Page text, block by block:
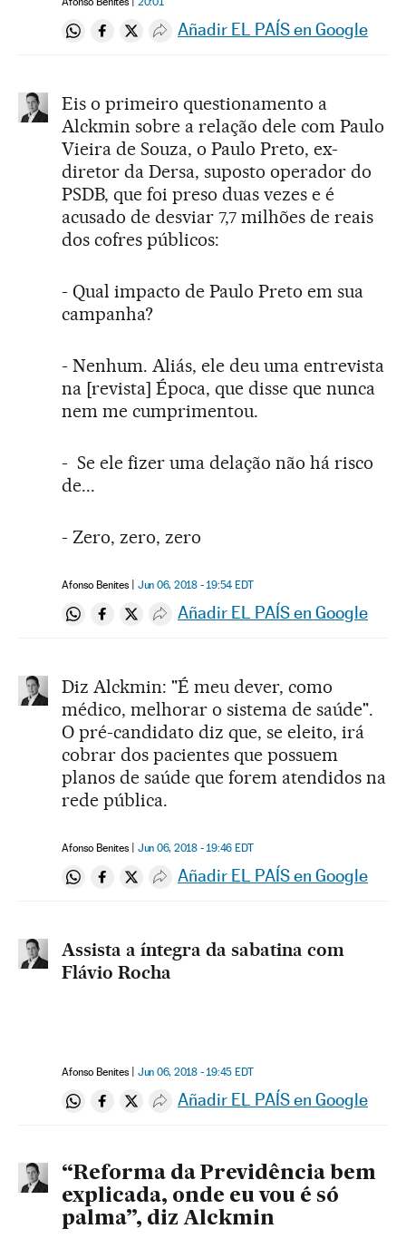
Compartir en Whatsapp
Compartir en Facebook
Compartir en Twitter
Desplegar Redes Sociales
Añadir EL PAÍS en Google
Eis o primeiro questionamento a
Alckmin sobre a relação dele com Paulo
Vieira de Souza, o Paulo Preto, ex-
diretor da Dersa, suposto operador do
PSDB, que foi preso duas vezes e é
acusado de desviar 7,7 milhões de reais
dos cofres públicos:
- Qual impacto de Paulo Preto em sua
campanha?
- Nenhum. Aliás, ele deu uma entrevista
na [revista] Época, que disse que nunca
nem me cumprimentou.
- Se ele fizer uma delação não há risco
de...
- Zero, zero, zero
Afonso Benites Jun 06, 2018 - 19:54 EDT
Compartir en Whatsapp
Compartir en Facebook
Compartir en Twitter
Desplegar Redes Sociales
Añadir EL PAÍS en Google
Diz Alckmin: "É meu dever, como
médico, melhorar o sistema de saúde".
O pré-candidato diz que, se eleito, irá
cobrar dos pacientes que possuem
planos de saúde que forem atendidos na
rede pública.
Afonso Benites Jun 06, 2018 - 19:46 EDT
Compartir en Whatsapp
Compartir en Facebook
Compartir en Twitter
Desplegar Redes Sociales
Añadir EL PAÍS en Google
Assista a íntegra da sabatina com
Flávio Rocha
Afonso Benites Jun 06, 2018 - 19:45 EDT
Compartir en Whatsapp
Compartir en Facebook
Compartir en Twitter
Desplegar Redes Sociales
Añadir EL PAÍS en Google
“Reforma da Previdência bem
explicada, onde eu vou é só
palma”, diz Alckmin